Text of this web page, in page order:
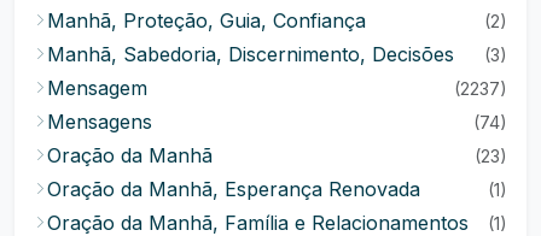
Manhã, Proteção, Guia, Confiança (2)
Manhã, Sabedoria, Discernimento, Decisões (3)
Mensagem (2237)
Mensagens (74)
Oração da Manhã (23)
Oração da Manhã, Esperança Renovada (1)
Oração da Manhã, Família e Relacionamentos (1)